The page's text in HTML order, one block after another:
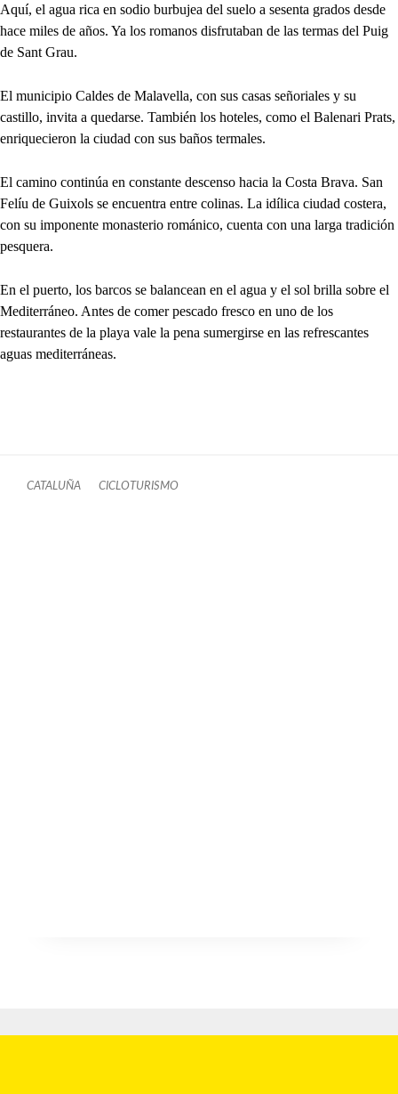
Aquí, el agua rica en sodio burbujea del suelo a sesenta grados desde
hace miles de años. Ya los romanos disfrutaban de las termas del Puig
de Sant Grau.
El municipio Caldes de Malavella, con sus casas señoriales y su
castillo, invita a quedarse. También los hoteles, como el Balenari Prats,
enriquecieron la ciudad con sus baños termales.
El camino continúa en constante descenso hacia la Costa Brava. San
Felíu de Guixols se encuentra entre colinas. La idílica ciudad costera,
con su imponente monasterio románico, cuenta con una larga tradición
pesquera.
En el puerto, los barcos se balancean en el agua y el sol brilla sobre el
Mediterráneo. Antes de comer pescado fresco en uno de los
restaurantes de la playa vale la pena sumergirse en las refrescantes
aguas mediterráneas.
CATALUÑA CICLOTURISMO